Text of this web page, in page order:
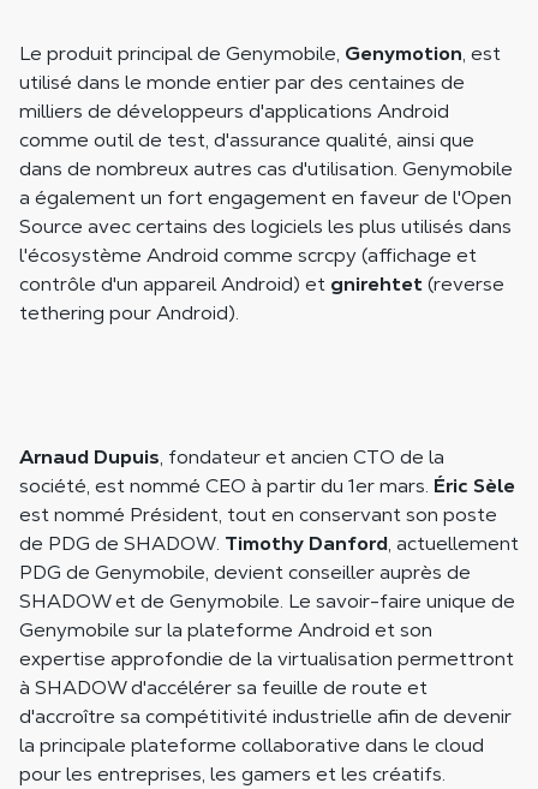
Le produit principal de Genymobile, Genymotion, est
utilisé dans le monde entier par des centaines de
milliers de développeurs d'applications Android
comme outil de test, d'assurance qualité, ainsi que
dans de nombreux autres cas d'utilisation. Genymobile
a également un fort engagement en faveur de l'Open
Source avec certains des logiciels les plus utilisés dans
l'écosystème Android comme scrcpy (affichage et
contrôle d'un appareil Android) et gnirehtet(reverse
tethering pour Android).
Arnaud Dupuis, fondateur et ancien CTO de la
société, est nommé CEO à partir du 1er mars. Éric Sèle
est nommé Président, tout en conservant son poste
de PDG de SHADOW. Timothy Danford, actuellement
PDG de Genymobile, devient conseiller auprès de
SHADOW et de Genymobile. Le savoir-faire unique de
Genymobile sur la plateforme Android et son
expertise approfondie de la virtualisation permettront
à SHADOW d'accélérer sa feuille de route et
d'accroître sa compétitivité industrielle afin de devenir
la principale plateforme collaborative dans le cloud
pour les entreprises, les gamers et les créatifs.